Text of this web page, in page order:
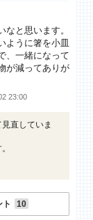
と思います。
ように箸を小皿
、一緒になって
が減ってありが
23:00
直していま
ト 10